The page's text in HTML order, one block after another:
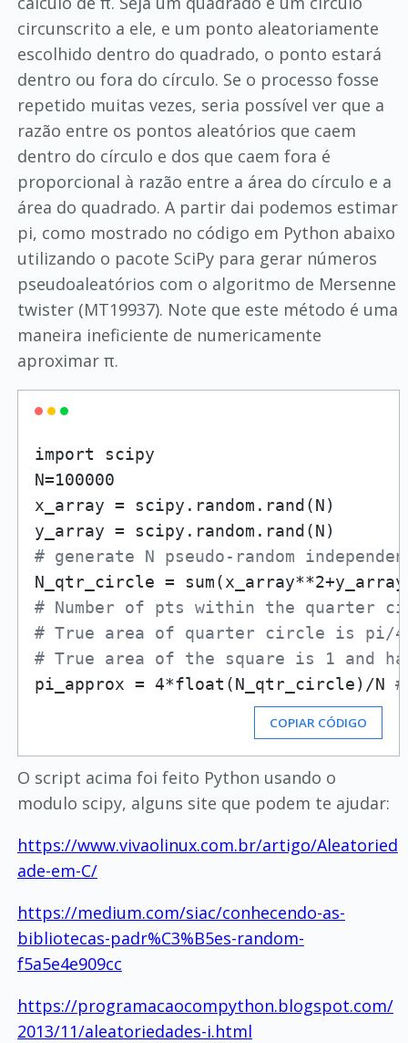
circunscrito a ele, e um ponto aleatoriamente
escolhido dentro do quadrado, o ponto estará
dentro ou fora do círculo. Se o processo fosse
repetido muitas vezes, seria possível ver que a
razão entre os pontos aleatórios que caem
dentro do círculo e dos que caem fora é
proporcional à razão entre a área do círculo e a
área do quadrado. A partir dai podemos estimar
pi, como mostrado no código em Python abaixo
utilizando o pacote SciPy para gerar números
pseudoaleatórios com o algoritmo de Mersenne
twister (MT19937). Note que este método é uma
maneira ineficiente de numericamente
aproximar π.
import scipy
N=100000
x_array = scipy.random.rand(N)
# generate N pseudo-random
# Number of pts within the quarter
# True area of quarter circle is pi/
# True area of the square is 1 and
pi_approx = 4*float(N_qtr_circle)/N
COPIAR CÓDIGO
O script acima foi feito Python usando o
modulo scipy, alguns site que podem te ajudar:
https://www.vivaolinux.com.br/artigo/Aleatoried
ade-em-C/
https://medium.com/siac/conhecendo-as-
bibliotecas-padr%C3%B5es-random-
f5a5e4e909cc
https://programacaocompython.blogspot.com/
2013/11/aleatoriedades-i.html